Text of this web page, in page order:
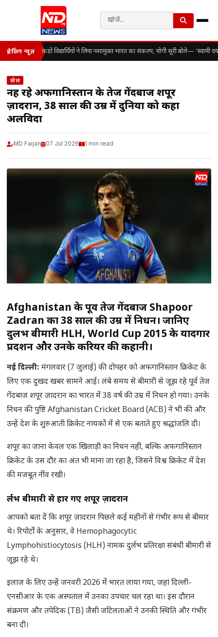
ब्रेकिंग न्यूज़ सैकड़ों विद्यार्थियों ने लिया नशामुक्त भारत का संकल्प, योगी सूरी बोले—
खेल
नहीं रहे अफगानिस्तान के तेज गेंदबाज शपूर
ज़ादरान, 38 साल की उम्र में दुनिया को कहा
अलविदा
MD Faijan 07 Jul 2026 1 min read
Afghanistan के पूर्व तेज गेंदबाज Shapoor
Zadran का 38 साल की उम्र में निधन। जानिए
दुर्लभ बीमारी HLH, World Cup 2015 के यादगार
प्रदर्शन और उनके करियर की कहानी।
नई दिल्ली: मंगलवार (7 जुलाई) की दोपहर को अफगानिस्तान क्रिकेट के
लिए एक दुखद खबर सामने आई। लंबे समय से बीमारी से जूझ रहे पूर्व तेज
गेंदबाज शपूर ज़ादरान का भारत में 38 वर्ष की उम्र में निधन हो गया। उनके
निधन की पुष्टि Afghanistan Cricket Board (ACB) ने भी की और
उन्हें देश के शुरुआती क्रिकेट नायकों में से एक बताते हुए श्रद्धांजलि दी।
शपूर का जाना केवल एक खिलाड़ी का निधन नहीं, बल्कि अफगानिस्तान
क्रिकेट के उस दौर का अंत भी माना जा रहा है, जिसने विश्व क्रिकेट में देश
की मजबूत नींव रखी।
दुर्लभ बीमारी से हार गए शपूर ज़ादरान
आपको बता दें कि शपूर ज़ादरान पिछले कई महीनों से गंभीर रूप से बीमार
थे। रिपोर्टों के अनुसार, वे Hemophagocytic
Lymphohistiocytosis (HLH) नामक दुर्लभ प्रतिरक्षा संबंधी बीमारी से
जूझ रहे थे।
इलाज के लिए उन्हें जनवरी 2026 में भारत लाया गया, जहां दिल्ली-
एनसीआर के एक अस्पताल में उनका उपचार चल रहा था। इस दौरान
संक्रमण और तपेदिक (TB) जैसी जटिलताओं ने उनकी स्थिति और गंभीर
बना दी।